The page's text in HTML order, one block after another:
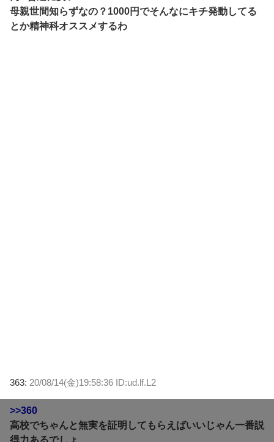
母親世間知らずなの？1000円でそんなにキチ発動してる
とか精神科オススメするわ
363: 20/08/14(金)19:58:36 ID:ud.lf.L2
>>360
高校でちゃんと無実を証明してもらえばいいじゃん一番説
得力あるでしょ